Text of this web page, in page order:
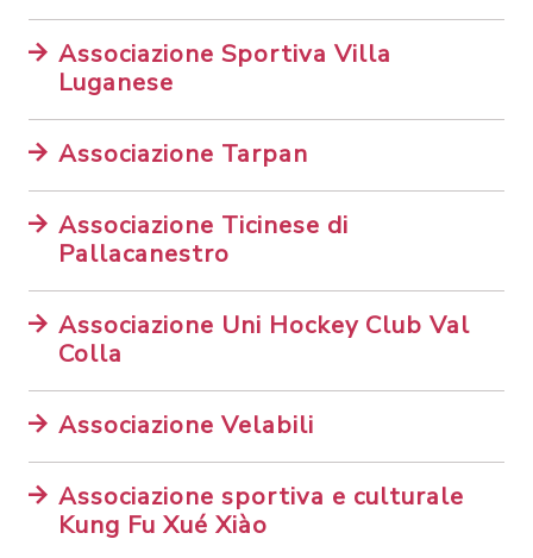
Associazione Sportiva Villa
Luganese
Associazione Tarpan
Associazione Ticinese di
Pallacanestro
Associazione Uni Hockey Club Val
Colla
Associazione Velabili
Associazione sportiva e culturale
Kung Fu Xué Xiào